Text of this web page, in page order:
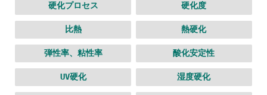
硬化プロセス 硬化度
比熱 熱硬化
弾性率、粘性率 酸化安定性
UV硬化 湿度硬化